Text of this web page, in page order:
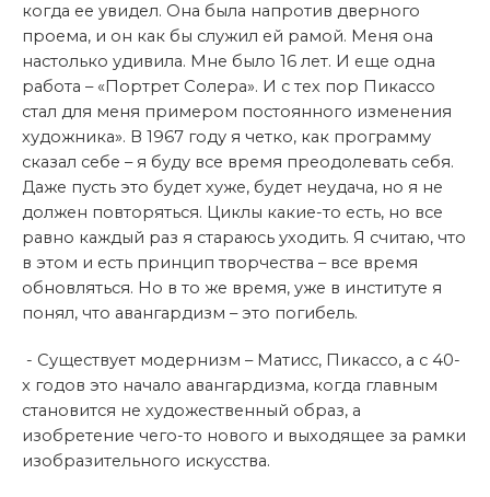
когда ее увидел. Она была напротив дверного
проема, и он как бы служил ей рамой. Меня она
настолько удивила. Мне было 16 лет. И еще одна
работа – «Портрет Солера». И с тех пор Пикассо
стал для меня примером постоянного изменения
художника». В 1967 году я четко, как программу
сказал себе – я буду все время преодолевать себя.
Даже пусть это будет хуже, будет неудача, но я не
должен повторяться. Циклы какие-то есть, но все
равно каждый раз я стараюсь уходить. Я считаю, что
в этом и есть принцип творчества – все время
обновляться. Но в то же время, уже в институте я
понял, что авангардизм – это погибель.
- Существует модернизм – Матисс, Пикассо, а с 40-
х годов это начало авангардизма, когда главным
становится не художественный образ, а
изобретение чего-то нового и выходящее за рамки
изобразительного искусства.